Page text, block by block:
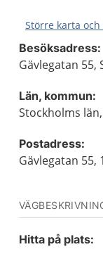
Större karta
Besöksadress:
Gävlegatan 55,
Län, kommun:
Stockholms
Postadress:
Gävlegatan 55,
Hitta på plats: